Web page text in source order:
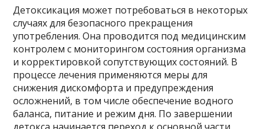
Детоксикация может потребоваться в некоторых
случаях для безопасного прекращения
употребления. Она проводится под медицинским
контролем с мониторингом состояния организма
и корректировкой сопутствующих состояний. В
процессе лечения применяются меры для
снижения дискомфорта и предупреждения
осложнений, в том числе обеспечение водного
баланса, питание и режим дня. По завершении
детокса начинается переход к основной части